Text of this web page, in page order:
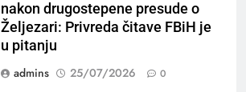
nakon drugostepene presude o
Željezari: Privreda čitave FBiH je
u pitanju
admins
25/07/2026 0